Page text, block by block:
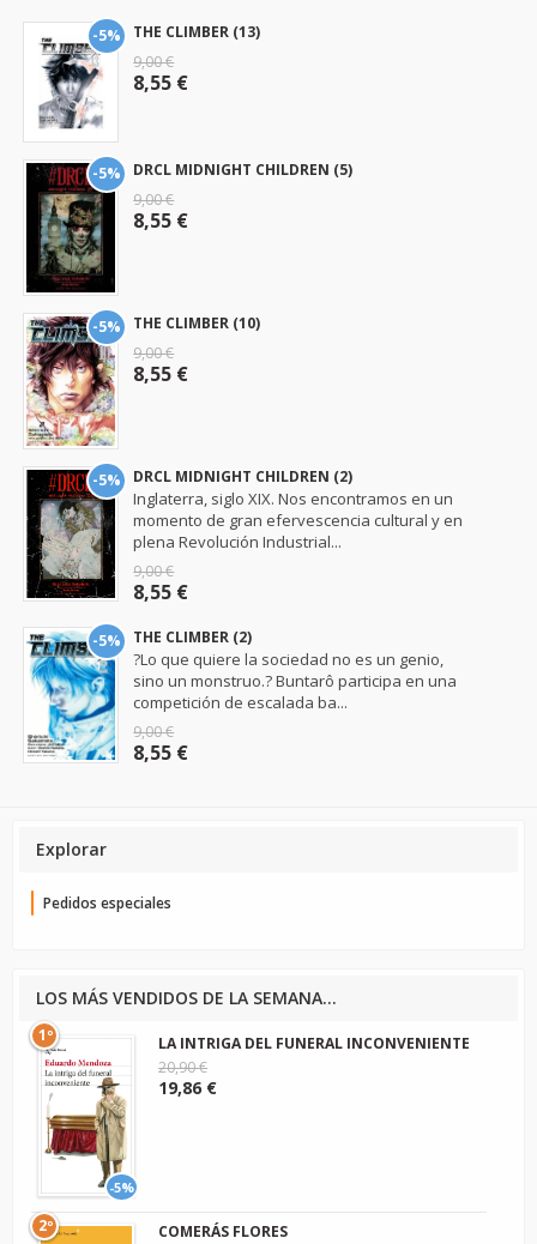
-5%
THE CLIMBER (13)
9,00 €
8,55 €
-5%
DRCL MIDNIGHT CHILDREN (5)
9,00 €
8,55 €
-5%
THE CLIMBER (10)
9,00 €
8,55 €
-5% DRCL MIDNIGHT CHILDREN (2)
Inglaterra, siglo XIX. Nos encontramos en un
momento de gran efervescencia cultural y en
plena Revolución Industrial...
9,00 €
8,55 €
-5% THE CLIMBER (2)
?Lo que quiere la sociedad no es un genio,
sino un monstruo.? Buntarô participa en una
competición de escalada ba...
9,00 €
8,55 €
Explorar
Pedidos especiales
LOS MÁS VENDIDOS DE LA SEMANA...
-5%
1º
LA INTRIGA DEL FUNERAL INCONVENIENTE
20,90 €
19,86 €
2º
COMERÁS FLORES